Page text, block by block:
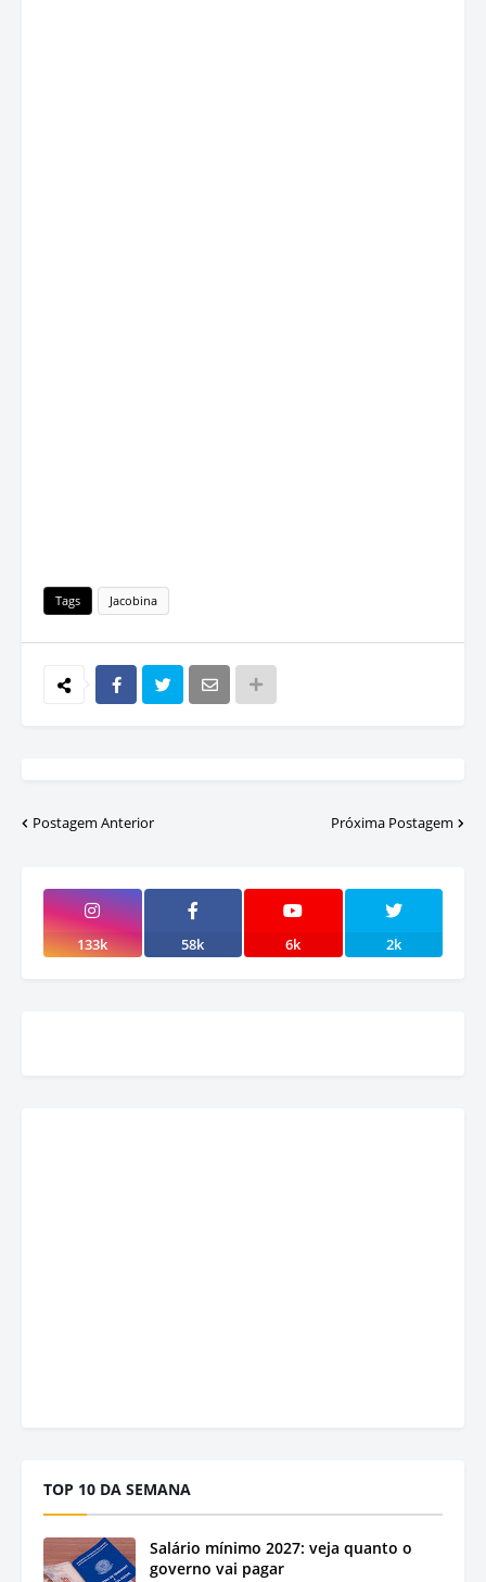
Tags Jacobina
Postagem Anterior Próxima Postagem
133k 58k 6k 2k
TOP 10 DA SEMANA
Salário mínimo 2027: veja quanto o
governo vai pagar